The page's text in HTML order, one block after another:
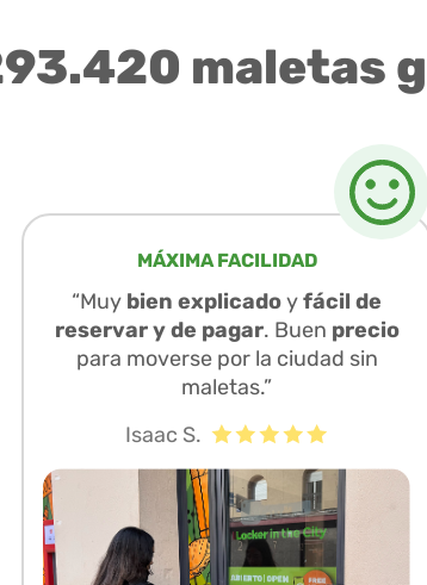
maletas
MÁXIMA FACILIDAD
“Muy bien explicadoyfácil de
reservar y de pagar. Buen precio
para moverse por la ciudad sin
maletas.”
Isaac S.